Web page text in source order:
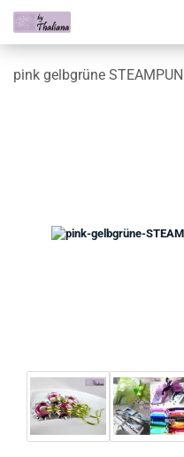
pink gelbgrüne